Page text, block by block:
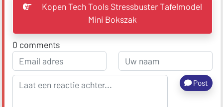
Kopen Tech Tools Stressbuster Tafelmodel
Mini Bokszak
0 comments
Post